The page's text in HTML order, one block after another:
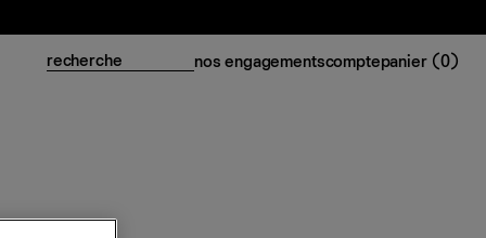
nos engagementscomptepanier (0)